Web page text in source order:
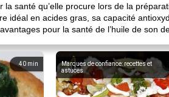
santé qu’elle procure lors de la
idéal en acides gras, sa capacité
pour la santé de l’huile de son
40 min
Marques de confiance: recettes et
astuces